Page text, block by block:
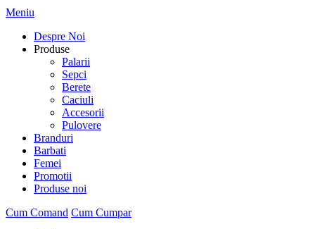
Meniu
Despre Noi
Produse
Palarii
Sepci
Berete
Caciuli
Accesorii
Pulovere
Branduri
Barbati
Femei
Promotii
Produse noi
Cum Comand Cum Cumpar